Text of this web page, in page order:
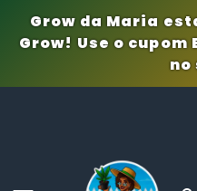
Grow da Maria
Grow! Use o cupom
no